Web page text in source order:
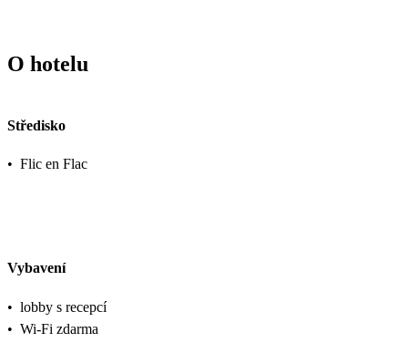
O hotelu
Středisko
• Flic en Flac
Vybavení
• lobby s recepcí
• Wi-Fi zdarma